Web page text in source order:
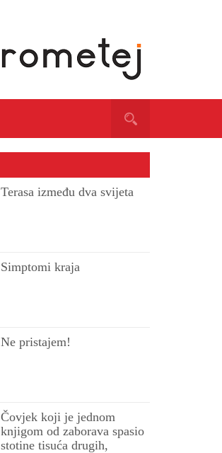
Terasa između dva svijeta
Simptomi kraja
Ne pristajem!
Čovjek koji je jednom
knjigom od zaborava spasio
stotine tisuća drugih,